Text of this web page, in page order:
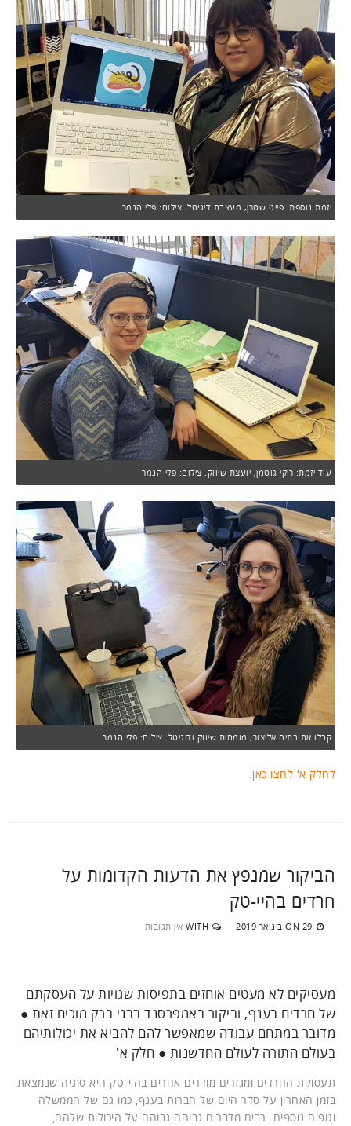
יזמת נוספת: פייגי שטרן, מעצבת דיגיטל. צילום: פלי הנמר
עוד יזמת: ריקי גוטמן, יועצת שיווק. צילום: פלי הנמר
קבלו את בתיה אליצור, מומחית שיווק ודיגיטל. צילום: פלי הנמר
לחלק א' לחצו כאן.
הביקור שמנפץ את הדעות הקדומות על
חרדים בהיי-טק
ON 29 בינואר 2019 WITH אין תגובות
מעסיקים לא מעטים אוחזים בתפיסות שגויות על העסקתם
של חרדים בענף, וביקור באמפרסנד בבני ברק מוכיח זאת ●
מדובר במתחם עבודה שמאפשר להם להביא את יכולותיהם
בעולם התורה לעולם החדשנות ● חלק א'
תעסוקת החרדים ומגזרים מודרים אחרים בהיי-טק היא סוגיה שנמצאת
בזמן האחרון על סדר היום של חברות בענף, כמו גם של הממשלה
וגופים נוספים. רבים מדברים גבוהה גבוהה על היכולות שלהם,